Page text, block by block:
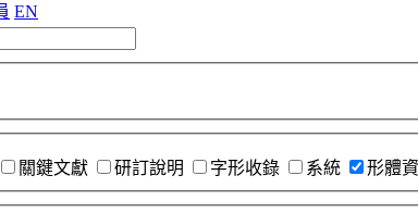
EN
關鍵文獻 研訂說明 字形收錄 系統 形體